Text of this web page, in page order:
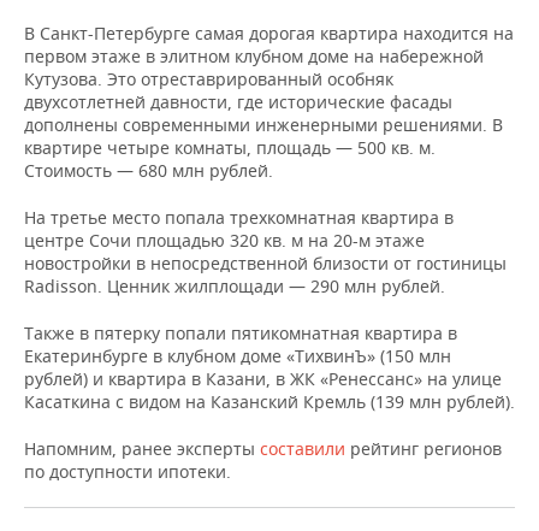
ВОЛЕЙБОЛ
КИБЕРСПОРТ
ФИГУРНОЕ КАТАНИЕ
ХОККЕЙ С МЯЧОМ
ИСТОРИЯ
КУЛЬТУРА
МЕДИЦИНА
ПРОИСШЕСТВИЯ
СПИСОК ПЕРСОН
СПИСОК КОМПАНИЙ
ПОЛНАЯ ВЕРСИЯ
В Санкт-Петербурге самая дорогая квартира находится на
первом этаже в элитном клубном доме на набережной
Кутузова. Это отреставрированный особняк
двухсотлетней давности, где исторические фасады
дополнены современными инженерными решениями. В
квартире четыре комнаты, площадь — 500 кв. м.
Стоимость — 680 млн рублей.
На третье место попала трехкомнатная квартира в
центре Сочи площадью 320 кв. м на 20-м этаже
новостройки в непосредственной близости от гостиницы
Radisson. Ценник жилплощади — 290 млн рублей.
Также в пятерку попали пятикомнатная квартира в
Екатеринбурге в клубном доме «ТихвинЪ» (150 млн
рублей) и квартира в Казани, в ЖК «Ренессанс» на улице
Касаткина с видом на Казанский Кремль (139 млн рублей).
Напомним, ранее эксперты составили рейтинг регионов
по доступности ипотеки.